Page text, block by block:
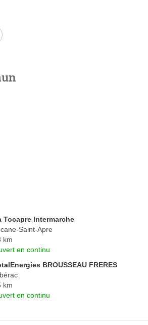
Tocapre Intermarche
Saint-Apre
km
en continu
BROUSSEAU FRERES
km
en continu